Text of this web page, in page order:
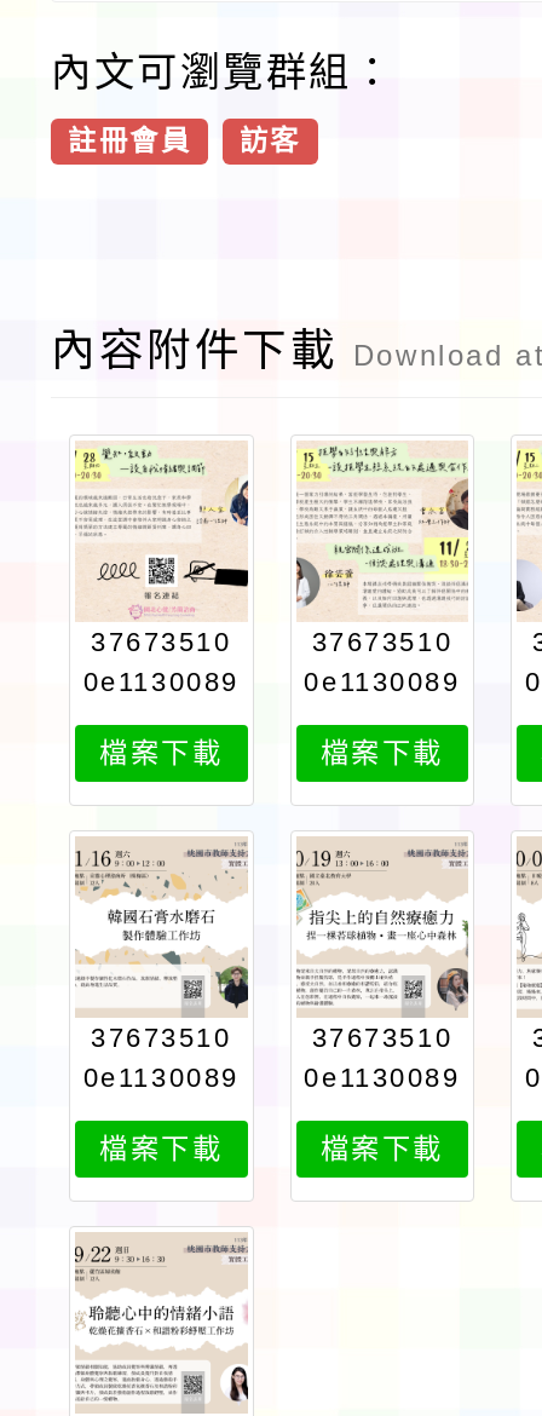
內文可瀏覽群組：
註冊會員 訪客
內容附件下載 Download
37673510
0e1130089
231attach
7
檔案下載
37673510
0e1130089
231attach
6
檔案下載
37673510
0e1130089
231attach
4
檔案下載
37673510
0e1130089
231attach
3
檔案下載